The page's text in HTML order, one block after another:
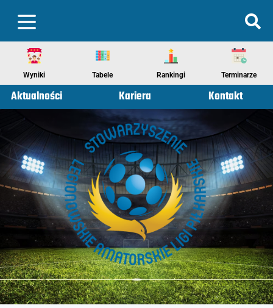
Wyniki Tabele Rankingi Terminarze
Aktualności Kariera Kontakt